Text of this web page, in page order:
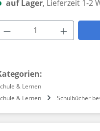
auf Lager, Lieferzeit 1-2
Produkt Anzahl:
& Lernen
& Lernen
Schulbücher